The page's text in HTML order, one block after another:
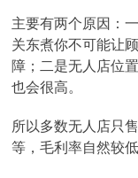
主要有两个原因：
关东煮你不可能让
障；二是无人店位
也会很高。
所以多数无人店只
等，毛利率自然较低